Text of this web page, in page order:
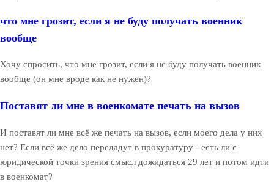
что мне грозит, если я не буду получать военник
вообще
Хочу спросить, что мне грозит, если я не буду получать военник
вообще (он мне вроде как не нужен)?
Поставят ли мне в военкомате печать на вызов
И поставят ли мне всё же печать на вызов, если моего дела у них
нет? Если всё же дело передадут в прокуратуру - есть ли с
юридической точки зрения смысл дожидаться 29 лет и потом идти
в военкомат?